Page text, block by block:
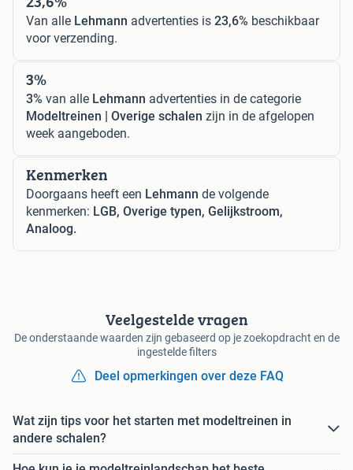
Van alle Lehmann advertenties is 23,6% beschikbaar
voor verzending.
3%
3% van alle Lehmann advertenties in de categorie
Modeltreinen | Overige schalen zijn in de afgelopen
week aangeboden.
Kenmerken
Doorgaans heeft een Lehmann de volgende
kenmerken: LGB, Overige typen, Gelijkstroom,
Analoog.
Veelgestelde vragen
De onderstaande waarden zijn gebaseerd op je zoekopdracht en de
ingestelde filters
Deel opmerkingen over deze FAQ
Wat zijn tips voor het starten met modeltreinen in
andere schalen?